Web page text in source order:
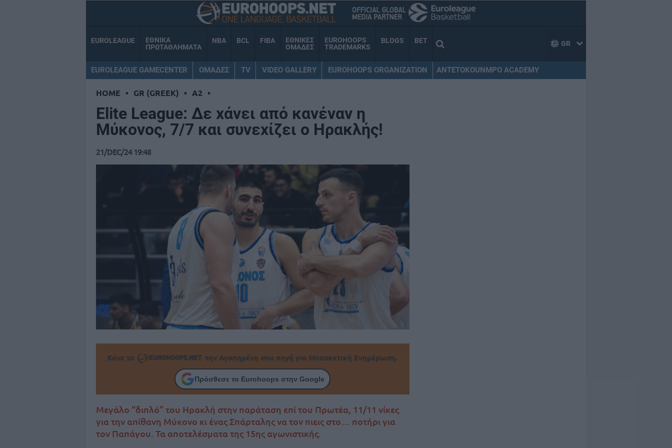
EUROLEAGUE
ΕΘΝΙΚΑ
ΠΡΩΤΑΘΛΗΜΑΤΑ
NBA BCL FIBA
ΕΘΝΙΚΕΣ
ΟΜΑΔΕΣ
EUROHOOPS
TRADEMARKS
BLOGS BET GR
EUROLEAGUE GAMECENTER ΟΜΑΔΕΣ TV VIDEO GALLERY EUROHOOPS ORGANIZATION ANTETOKOUNMPO ACADEMY
HOME • GR (GREEK) • A2 •
Elite League: Δε χάνει από κανέναν η
Μύκονος, 7/7 και συνεχίζει ο Ηρακλής!
21/DEC/24 19:48
Κάνε το την Αγαπημένη σου πηγή για Μπασκετική Ενημέρωση.
Πρόσθεσε το Eurohoops στην Google
Μεγάλο “διπλό” του Ηρακλή στην παράταση επί του Πρωτέα, 11/11 νίκες
για την απίθανη Μύκονο κι ένας Σπάρταλης να τον πιεις στο… ποτήρι για
τον Παπάγου. Τα αποτελέσματα της 15ης αγωνιστικής.